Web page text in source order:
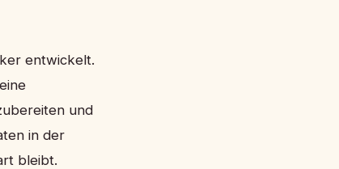
entwickelt.
und
in der
bleibt.